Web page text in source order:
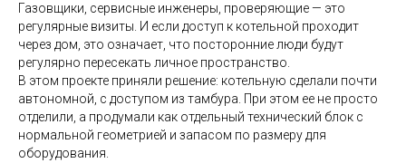
Газовщики, сервисные инженеры, проверяющие — это
регулярные визиты. И если доступ к котельной проходит
через дом, это означает, что посторонние люди будут
регулярно пересекать личное пространство.
В этом проекте приняли решение: котельную сделали почти
автономной, с доступом из тамбура. При этом ее не просто
отделили, а продумали как отдельный технический блок с
нормальной геометрией и запасом по размеру для
оборудования.